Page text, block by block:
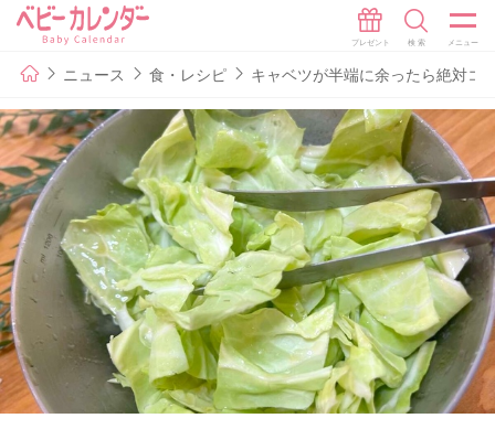
ニュース 食・レシピ キャベツが半端に余ったら絶対コ